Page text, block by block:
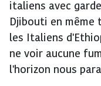
italiens avec
Djibouti en même
les Italiens
ne voir aucune
l'horizon nous